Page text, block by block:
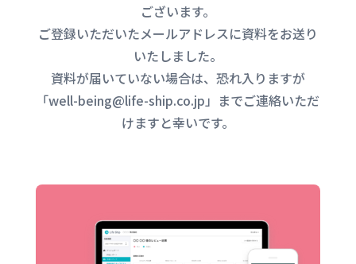
ございます。
ご登録いただいたメールアドレスに資料をお送り
いたしました。
資料が届いていない場合は、恐れ入りますが
「well-being@life-ship.co.jp」までご連絡いただ
けますと幸いです。